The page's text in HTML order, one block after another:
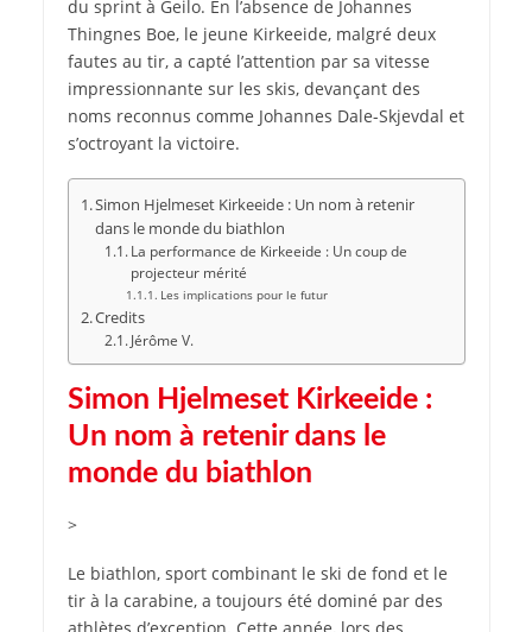
du sprint à Geilo. En l’absence de Johannes
Thingnes Boe, le jeune Kirkeeide, malgré deux
fautes au tir, a capté l’attention par sa vitesse
impressionnante sur les skis, devançant des
noms reconnus comme Johannes Dale-Skjevdal et
s’octroyant la victoire.
Simon Hjelmeset Kirkeeide : Un nom à retenir
dans le monde du biathlon
La performance de Kirkeeide : Un coup de
projecteur mérité
Les implications pour le futur
Credits
Jérôme V.
Simon Hjelmeset Kirkeeide :
Un nom à retenir dans le
monde du biathlon
>
Le biathlon, sport combinant le ski de fond et le
tir à la carabine, a toujours été dominé par des